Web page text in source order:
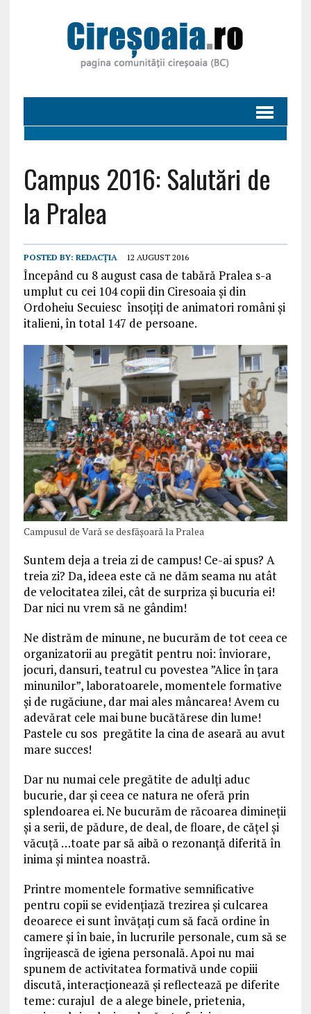
Campus 2016: Salutări de
la Pralea
POSTED BY: REDACȚIA 12 AUGUST 2016
Începând cu 8 august casa de tabără Pralea s-a
umplut cu cei 104 copii din Ciresoaia și din
Ordoheiu Secuiesc însoțiți de animatori români și
italieni, în total 147 de persoane.
Campusul de Vară se desfășoară la Pralea
Suntem deja a treia zi de campus! Ce-ai spus? A
treia zi? Da, ideea este că ne dăm seama nu atât
de velocitatea zilei, cât de surpriza și bucuria ei!
Dar nici nu vrem să ne gândim!
Ne distrăm de minune, ne bucurăm de tot ceea ce
organizatorii au pregătit pentru noi: înviorare,
jocuri, dansuri, teatrul cu povestea ”Alice în țara
minunilor”, laboratoarele, momentele formative
și de rugăciune, dar mai ales mâncarea! Avem cu
adevărat cele mai bune bucătărese din lume!
Pastele cu sos pregătite la cina de aseară au avut
mare succes!
Dar nu numai cele pregătite de adulți aduc
bucurie, dar și ceea ce natura ne oferă prin
splendoarea ei. Ne bucurăm de răcoarea dimineții
și a serii, de pădure, de deal, de floare, de cățel și
văcuță …toate par să aibă o rezonanță diferită în
inima și mintea noastră.
Printre momentele formative semnificative
pentru copii se evidențiază trezirea și culcarea
deoarece ei sunt învățați cum să facă ordine în
camere și în baie, în lucrurile personale, cum să se
îngrijească de igiena personală. Apoi nu mai
spunem de activitatea formativă unde copiii
discută, interacționează și reflectează pe diferite
teme: curajul de a alege binele, prietenia,